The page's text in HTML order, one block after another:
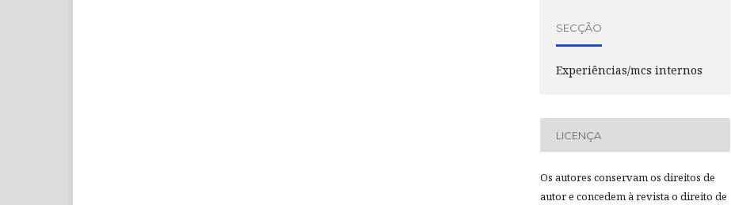
SECÇÃO
Experiências/mcs internos
LICENÇA
Os autores conservam os direitos de
autor e concedem à revista o direito de